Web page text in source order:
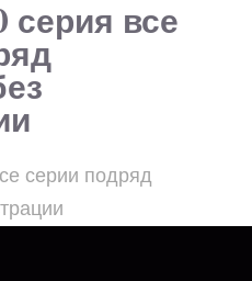
серия все
серии подряд